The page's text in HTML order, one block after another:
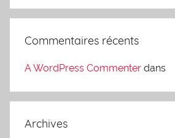
Commentaires récents
A WordPress Commenter dans
Archives